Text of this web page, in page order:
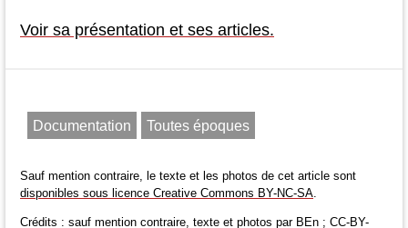
Voir sa présentation et ses articles.
Documentation Toutes époques
Sauf mention contraire, le texte et les photos de cet article sont
disponibles sous licence Creative Commons BY-NC-SA.
Crédits : sauf mention contraire, texte et photos par BEn ; CC-BY-